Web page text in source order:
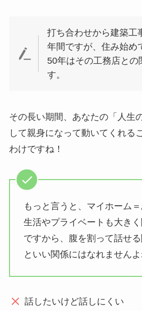
打ち合わせから建築工
年間ですが、住み始め
50年はその工務店との
す。
その長い期間、あなたの「人生
して親身になって動いてくれる
わけですね！
もっと言うと、マイホーム
生活やプライベートも大き
ですから、腹を割って話せ
といい関係にはなれませんよ
話したいけど話しにくい